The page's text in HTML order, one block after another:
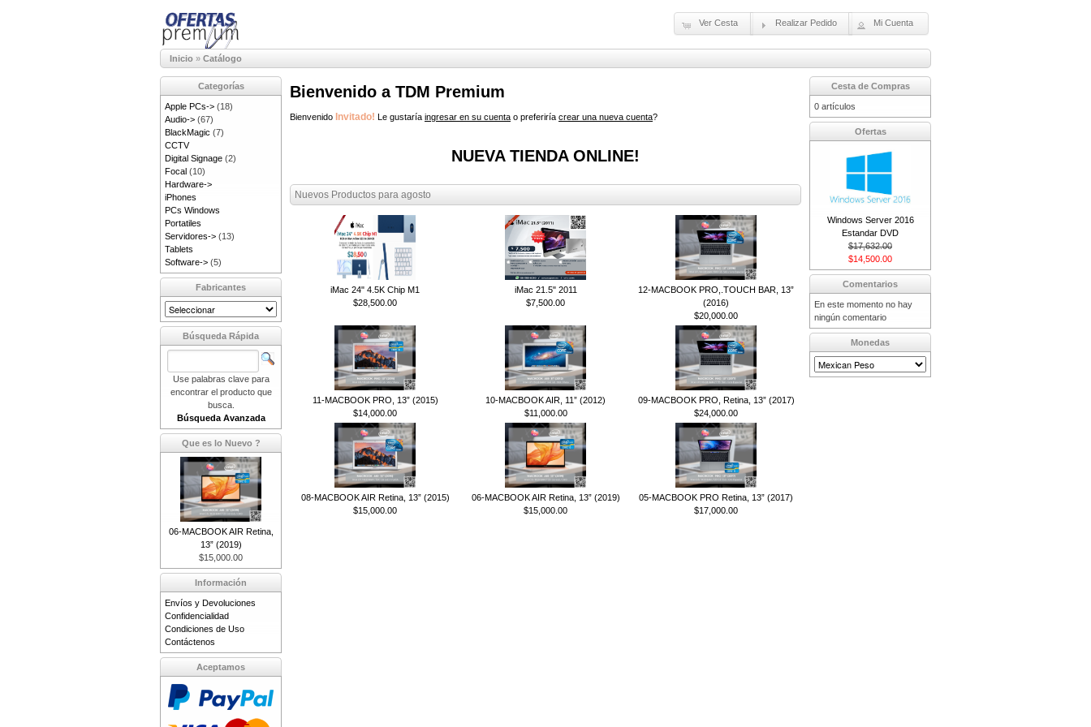
Ver Cesta Realizar Pedido Mi Cuenta
Inicio » Catálogo
Bienvenido a TDM Premium
Bienvenido Invitado! Le gustaría ingresar en su cuenta o preferiría crear una nueva cuenta?
NUEVA TIENDA ONLINE!
Nuevos Productos para agosto
iMac 24" 4.5K Chip M1
$28,500.00
iMac 21.5" 2011
$7,500.00
12-MACBOOK PRO,.TOUCH BAR, 13”
(2016)
$20,000.00
11-MACBOOK PRO, 13” (2015)
$14,000.00
10-MACBOOK AIR, 11” (2012)
$11,000.00
09-MACBOOK PRO, Retina, 13” (2017)
$24,000.00
08-MACBOOK AIR Retina, 13” (2015)
$15,000.00
06-MACBOOK AIR Retina, 13” (2019)
$15,000.00
05-MACBOOK PRO Retina, 13” (2017)
$17,000.00
Categorías
Apple PCs-> (18)
Audio-> (67)
BlackMagic (7)
CCTV
Digital Signage (2)
Focal (10)
Hardware->
iPhones
PCs Windows
Portatiles
Servidores-> (13)
Tablets
Software-> (5)
Fabricantes
Búsqueda Rápida
Use palabras clave para
encontrar el producto que
busca.
Búsqueda Avanzada
Que es lo Nuevo ?
06-MACBOOK AIR Retina,
13” (2019)
$15,000.00
Información
Envíos y Devoluciones
Confidencialidad
Condiciones de Uso
Contáctenos
Aceptamos
Cesta de Compras
0 artículos
Ofertas
Windows Server 2016
Estandar DVD
$17,632.00
$14,500.00
Comentarios
En este momento no hay
ningún comentario
Monedas